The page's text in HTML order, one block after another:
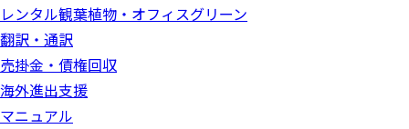
レンタル観葉植物・オフィスグリーン
翻訳・通訳
売掛金・債権回収
海外進出支援
マニュアル